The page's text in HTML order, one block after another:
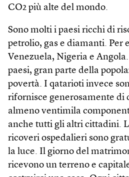
CO2 più alte del mondo.
Sono molti i paesi ricchi di
petrolio, gas e diamanti. Per
Venezuela, Nigeria e
paesi, gran parte della
povertà. I qatarioti invece
rifornisce generosamente di
almeno ventimila
anche tutti gli altri cittadini.
ricoveri ospedalieri sono
la luce. Il giorno del
ricevono un terreno e